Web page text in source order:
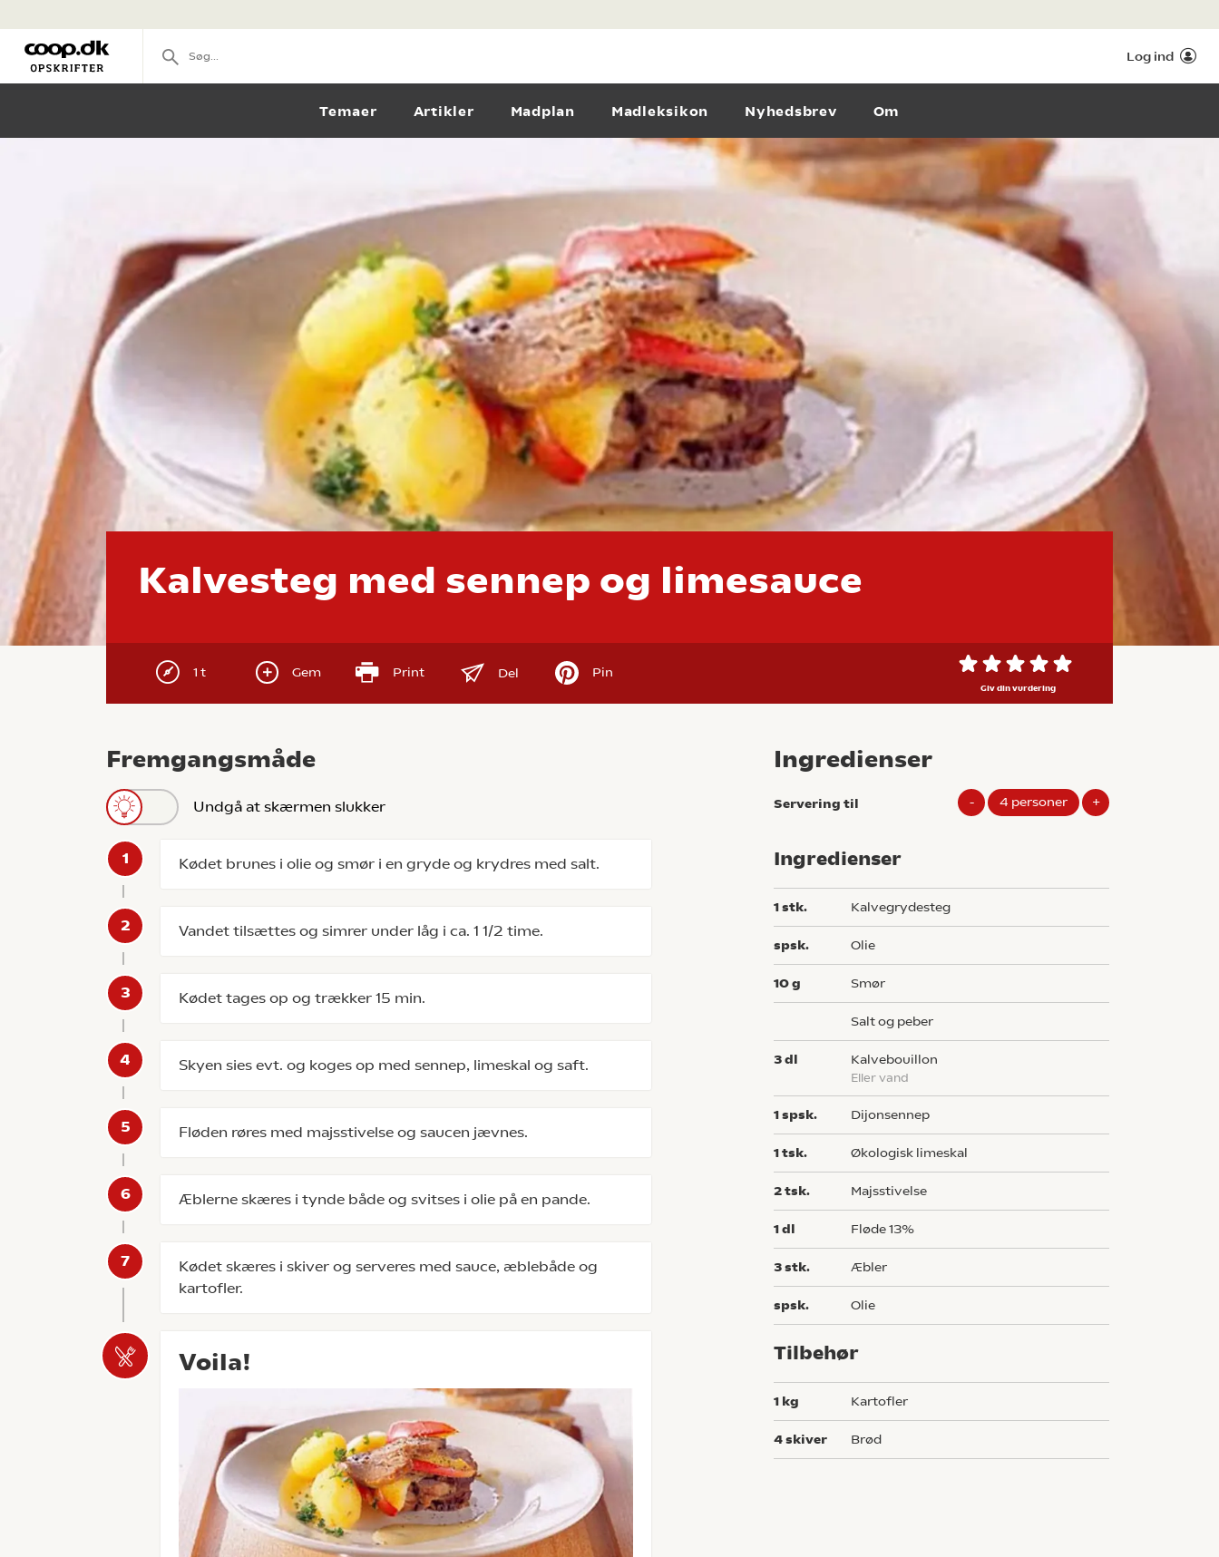
Log ind
Temaer Artikler Madplan Madleksikon Nyhedsbrev Om
Kalvesteg med sennep og limesauce
1 t Gem Print Del Pin
Giv din vurdering
Fremgangsmåde
Undgå at skærmen slukker
Kødet brunes i olie og smør i en gryde og krydres med salt.
Vandet tilsættes og simrer under låg i ca. 1 1/2 time.
Kødet tages op og trækker 15 min.
Skyen sies evt. og koges op med sennep, limeskal og saft.
Fløden røres med majsstivelse og saucen jævnes.
Æblerne skæres i tynde både og svitses i olie på en pande.
Kødet skæres i skiver og serveres med sauce, æblebåde og
kartofler.
Voila!
Ingredienser
Servering til - 4 personer +
Ingredienser
1stk. kalvegrydesteg
spsk. olie
10g smør
salt og peber
3dl kalvebouillon
eller vand
1spsk. dijonsennep
1tsk. økologisk limeskal
2tsk. majsstivelse
1dl fløde 13%
3stk. æbler
spsk. olie
Tilbehør
1 kg kartofler
4skiver brød